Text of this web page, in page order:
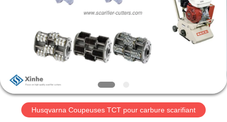
PRODUITS
VIDÉOS
Husqvarna Coupeuses TCT pour carbure scarifiant